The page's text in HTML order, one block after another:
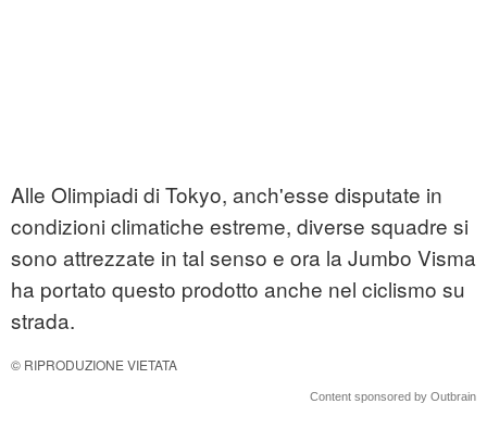
Alle Olimpiadi di Tokyo, anch'esse disputate in
condizioni climatiche estreme, diverse squadre si
sono attrezzate in tal senso e ora la Jumbo Visma
ha portato questo prodotto anche nel ciclismo su
strada.
© RIPRODUZIONE VIETATA
Content sponsored by Outbrain